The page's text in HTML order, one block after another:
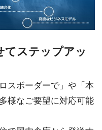
てステップアッ
スボーダーで」や「本
様なご要望に対応可能